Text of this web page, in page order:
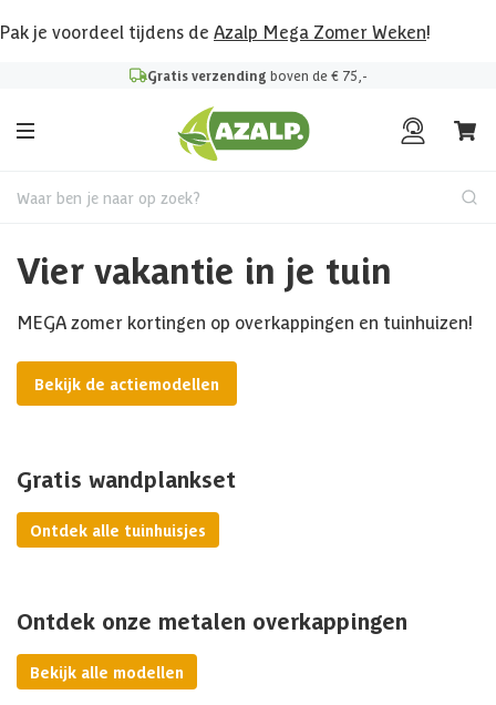
Pak je voordeel tijdens de Azalp Mega Zomer Weken!
Gratis verzending boven de € 75,-
Waar ben je naar op zoek?
Vier vakantie in je tuin
MEGA zomer kortingen op overkappingen en tuinhuizen!
Bekijk de actiemodellen
Gratis wandplankset
Ontdek alle tuinhuisjes
Ontdek onze metalen overkappingen
Bekijk alle modellen